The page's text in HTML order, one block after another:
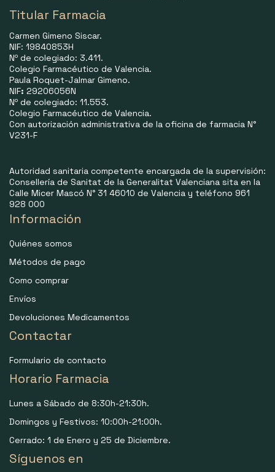
Titular Farmacia
Carmen Gimeno Siscar.
NIF: 19840853H
Nº de colegiado: 3.411.
Colegio Farmacéutico de Valencia.
Paula Roquet-Jalmar Gimeno.
NIF: 29206056N
Nº de colegiado: 11.553.
Colegio Farmacéutico de Valencia.
Con autorización administrativa de la oficina de farmacia N°
V231-F
Autoridad sanitaria competente encargada de la supervisión:
Consellería de Sanitat de la Generalitat Valenciana sita en la
Calle Micer Mascó N° 31 46010 de Valencia y teléfono 961
928 000
Información
Quiénes somos
Métodos de pago
Como comprar
Envíos
Devoluciones Medicamentos
Contactar
Formulario de contacto
Horario Farmacia
Lunes a Sábado de 8:30h-21:30h.
Domingos y Festivos: 10:00h-21:00h.
Cerrado: 1 de Enero y 25 de Diciembre.
Síguenos en